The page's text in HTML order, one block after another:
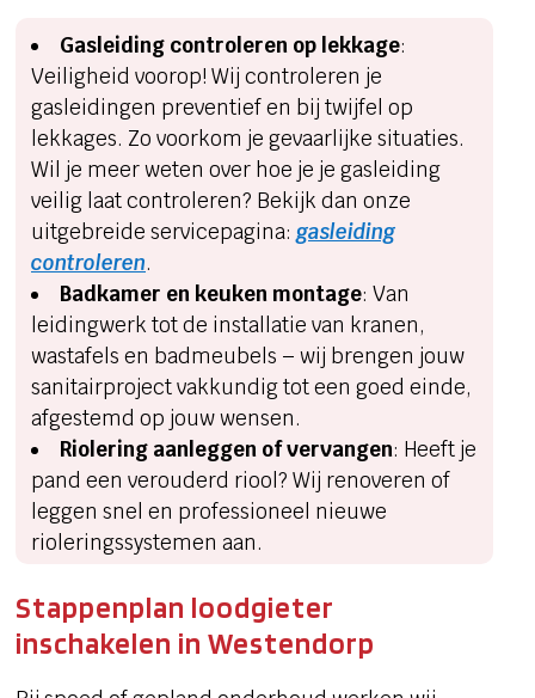
Gasleiding controleren op lekkage:
Veiligheid voorop! Wij controleren je
gasleidingen preventief en bij twijfel op
lekkages. Zo voorkom je gevaarlijke situaties.
Wil je meer weten over hoe je je gasleiding
veilig laat controleren? Bekijk dan onze
uitgebreide servicepagina: gasleiding
controleren.
Badkamer en keuken montage: Van
leidingwerk tot de installatie van kranen,
wastafels en badmeubels – wij brengen jouw
sanitairproject vakkundig tot een goed einde,
afgestemd op jouw wensen.
Riolering aanleggen of vervangen: Heeft je
pand een verouderd riool? Wij renoveren of
leggen snel en professioneel nieuwe
rioleringssystemen aan.
Stappenplan loodgieter
inschakelen in Westendorp